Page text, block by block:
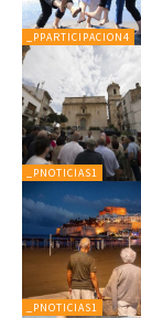
_PPARTICIPACION4
_PNOTICIAS1
_PNOTICIAS1